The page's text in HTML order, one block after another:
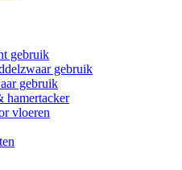
gebruik
gebruik
gebruik
hamertacker
vloeren